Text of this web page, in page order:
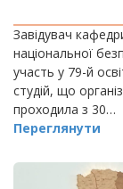
Завідувач
національної
участь у 79-й
студій, що
проходила з 30…
Переглянути